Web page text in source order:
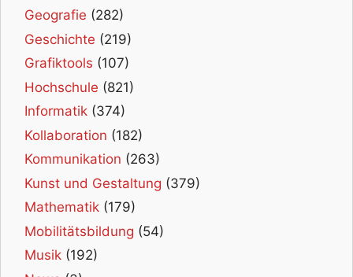
Geografie (282)
Geschichte (219)
Grafiktools (107)
Hochschule (821)
Informatik (374)
Kollaboration (182)
Kommunikation (263)
Kunst und Gestaltung (379)
Mathematik (179)
Mobilitätsbildung (54)
Musik (192)